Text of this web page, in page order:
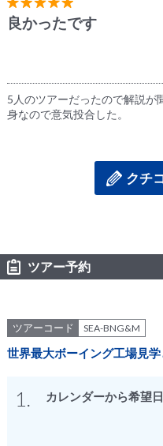
良かったです
5人のツアーだったので解説が
身なので意気投合した。
クチ
ツアー予約
ツアーコード SEA-BNG&M
世界最大ボーイング工場見
1. カレンダーから希望